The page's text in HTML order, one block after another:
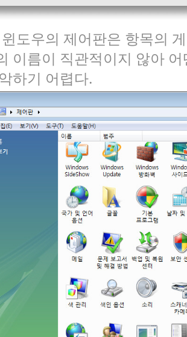
윈도우의 제어판은 항목의
이름이 직관적이지 않아 어
하기 어렵다.